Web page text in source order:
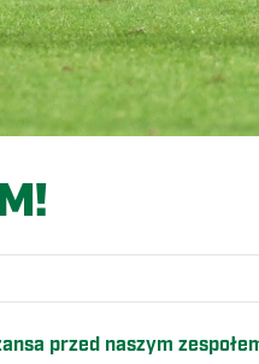
przed naszym